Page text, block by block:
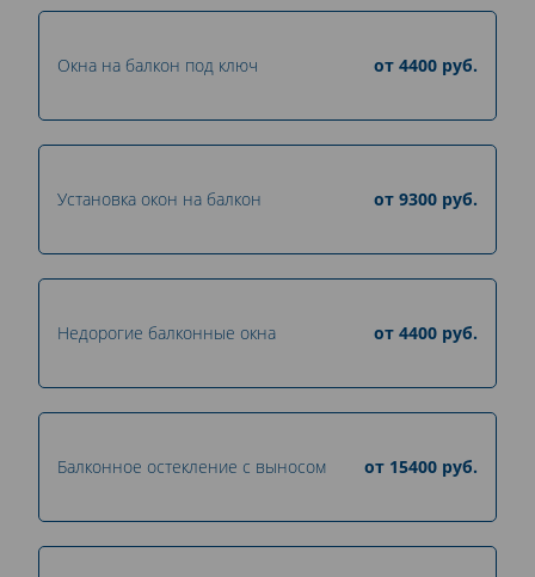
Окна на балкон под ключ от 4400 руб.
Установка окон на балкон от 9300 руб.
Недорогие балконные окна от 4400 руб.
Балконное остекление с выносом от 15400 руб.